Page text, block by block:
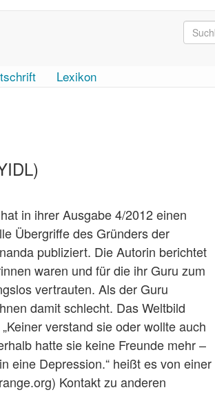
Lexikon
in ihrer Ausgabe 4/2012 einen
Übergriffe des Gründers der
publiziert. Die Autorin berichtet
waren und für die ihr Guru zum
vertrauten. Als der Guru
damit schlecht. Das Weltbild
verstand sie oder wollte auch
hatte sie keine Freunde mehr –
eine Depression.“ heißt es von einer
Kontakt zu anderen